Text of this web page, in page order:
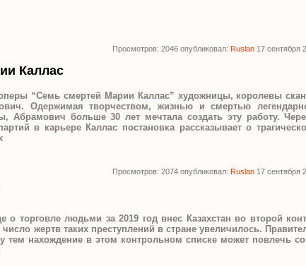
Просмотров: 2046 опубликовал:Ruslan 17 сентября
Каллас
“Семь смертей Марии Каллас” художницы, королевы
Одержимая творчеством, жизнью и смертью
Абрамович больше 30 лет мечтала создать эту работу.
в карьере Каллас постановка рассказывает о
Просмотров: 2074 опубликовал:Ruslan 17 сентября
о торговле людьми за 2019 год внес Казахстан во второй
жертв таких преступлений в стране увеличилось.
тем нахождение в этом контрольном списке может повлечь